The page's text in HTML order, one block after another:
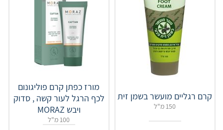
קרם רגליים מועשר בשמן זית
150 מ"ל
מורז כפתן קרם פוליגונום
לכף הרגל לעור קשה , סדוק
ויבש MORAZ
100 מ"ל